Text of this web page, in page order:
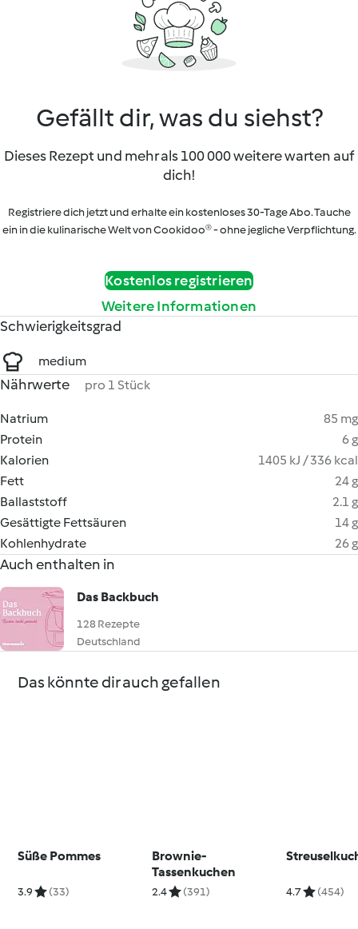
Gefällt dir, was du siehst?
Dieses Rezept und mehr als 100 000 weitere warten auf
dich!
Registriere dich jetzt und erhalte ein kostenloses 30-Tage Abo. Tauche
ein in die kulinarische Welt von Cookidoo® - ohne jegliche Verpflichtung.
Kostenlos registrieren
Weitere Informationen
Schwierigkeitsgrad
medium
Nährwerte pro 1 Stück
Natrium
85 mg
Protein
6 g
Kalorien
1405 kJ / 336 kcal
Fett
24 g
Ballaststoff
2.1 g
Gesättigte Fettsäuren
14 g
Kohlenhydrate
26 g
Auch enthalten in
Das Backbuch
128 Rezepte
Deutschland
Das könnte dir auch gefallen
Süße Pommes
3.9 (33)
Brownie-
Tassenkuchen
2.4 (391) 4.7 (454)